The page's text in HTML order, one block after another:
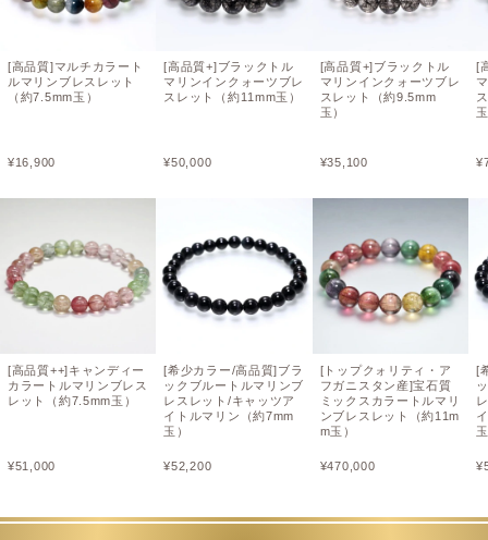
[高品質]マルチカラート
ルマリンブレスレット
（約7.5mm玉）
¥16,900
[高品質++]キャンディー
カラートルマリンブレス
レット（約7.5mm玉）
¥51,000
[高品質+]ブラックトル
マリンインクォーツブレ
スレット（約11mm玉）
¥50,000
[希少カラー/高品質]ブラ
ックブルートルマリンブ
レスレット/キャッツア
イトルマリン（約7mm
玉）
¥52,200
[高品質+]ブラックトル
マリンインクォーツブレ
スレット（約9.5mm
玉）
¥35,100
[トップクォリティ・ア
フガニスタン産]宝石質
ミックスカラートルマリ
ンブレスレット（約11m
m玉）
¥470,000
[
¥
[
¥